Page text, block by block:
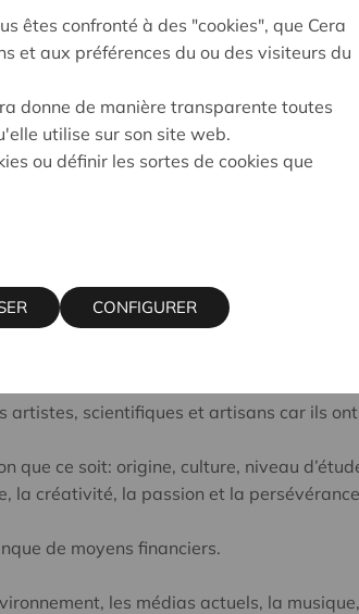
ou ayant un ancrage en Belgique.
Engagés dans un projet de vie dans un
par une vocation peu soutenue par des
Les domaines retenus concernent les
les métiers artisanaux, les sciences et
et les sciences humaines et sociales.
artistes, scientifiques et artisans car ils
que ce soit: origine, culture, niveau
la créativité, la passion et la
de moyens financiers.
les médias actuels, la
êtes confronté à des "cookies", que Cera
et aux préférences du ou des visiteurs du
donne de manière transparente toutes
utilise sur son site web.
ou définir les sortes de cookies que
CONFIGURER